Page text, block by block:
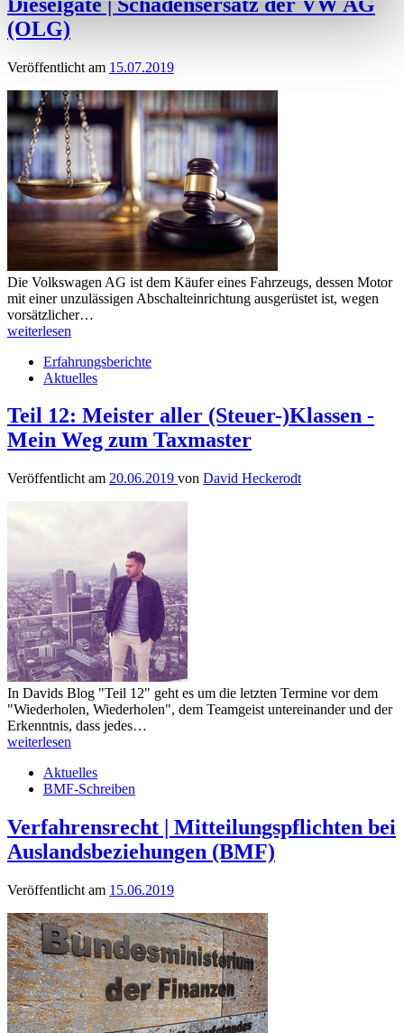
(OLG)
Veröffentlicht am 15.07.2019
Die Volkswagen AG ist dem Käufer eines Fahrzeugs, dessen Motor
mit einer unzulässigen Abschalteinrichtung ausgerüstet ist, wegen
vorsätzlicher…
weiterlesen
Erfahrungsberichte
Aktuelles
Teil 12: Meister aller (Steuer-)Klassen -
Mein Weg zum Taxmaster
Veröffentlicht am 20.06.2019 von David Heckerodt
In Davids Blog "Teil 12" geht es um die letzten Termine vor dem
"Wiederholen, Wiederholen", dem Teamgeist untereinander und der
Erkenntnis, dass jedes…
weiterlesen
Aktuelles
BMF-Schreiben
Verfahrensrecht | Mitteilungspflichten bei
Auslandsbeziehungen (BMF)
Veröffentlicht am 15.06.2019